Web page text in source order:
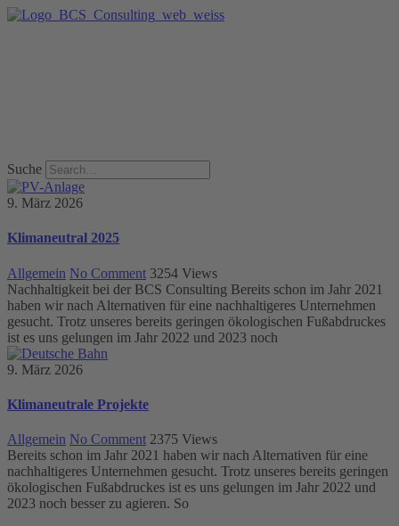
Suche
9. März 2026
Klimaneutral 2025
Allgemein No Comment 3254 Views
Nachhaltigkeit bei der BCS Consulting Bereits schon im Jahr 2021
haben wir nach Alternativen für eine nachhaltigeres Unternehmen
gesucht. Trotz unseres bereits geringen ökologischen Fußabdruckes
ist es uns gelungen im Jahr 2022 und 2023 noch
9. März 2026
Klimaneutrale Projekte
Allgemein No Comment 2375 Views
Bereits schon im Jahr 2021 haben wir nach Alternativen für eine
nachhaltigeres Unternehmen gesucht. Trotz unseres bereits geringen
ökologischen Fußabdruckes ist es uns gelungen im Jahr 2022 und
2023 noch besser zu agieren. So